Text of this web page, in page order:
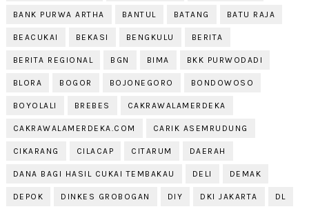
BANK PURWA ARTHA BANTUL BATANG BATU RAJA
BEACUKAI BEKASI BENGKULU BERITA
BERITA REGIONAL BGN BIMA BKK PURWODADI
BLORA BOGOR BOJONEGORO BONDOWOSO
BOYOLALI BREBES CAKRAWALAMERDEKA
CAKRAWALAMERDEKA.COM CARIK ASEMRUDUNG
CIKARANG CILACAP CITARUM DAERAH
DANA BAGI HASIL CUKAI TEMBAKAU DELI DEMAK
DEPOK DINKES GROBOGAN DIY DKI JAKARTA DL